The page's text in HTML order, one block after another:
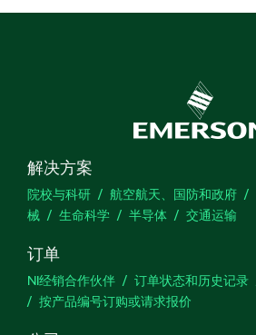
解决方案
院校与科研 航空航天、国防和政府
械
生命科学 半导体 交通运输
订单
NI经销合作伙伴 订单状态和历史记录
按产品编号订购或请求报价